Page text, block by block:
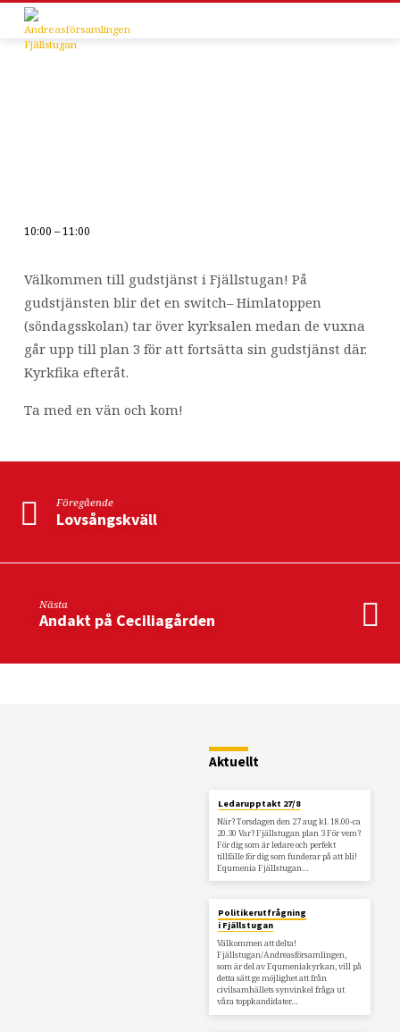
10:00 – 11:00
Välkommen till gudstjänst i Fjällstugan! På
gudstjänsten blir det en switch– Himlatoppen
(söndagsskolan) tar över kyrksalen medan de vuxna
går upp till plan 3 för att fortsätta sin gudstjänst där.
Kyrkfika efteråt.
Ta med en vän och kom!
Föregående
Lovsångskväll
Nästa
Andakt på Ceciliagården
Aktuellt
Ledarupptakt 27/8
När? Torsdagen den 27 aug kl. 18.00-ca
20.30 Var? Fjällstugan plan 3 För vem?
För dig som är ledare och perfekt
tillfälle för dig som funderar på att bli!
Equmenia Fjällstugan…
Politikerutfrågning
i Fjällstugan
Välkommen att delta!
Fjällstugan/Andreasförsamlingen,
som är del av Equmeniakyrkan, vill på
detta sätt ge möjlighet att från
civilsamhällets synvinkel fråga ut
våra toppkandidater…